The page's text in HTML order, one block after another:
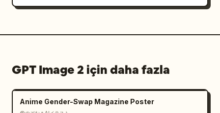
broşür kalitesi, ekstra panel yok, yazım
GPT Image 2 için daha fazla
Anime Gender-Swap Magazine Poster